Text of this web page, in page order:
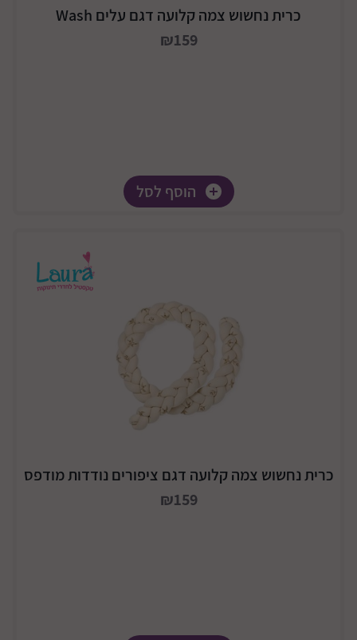
כרית נחשוש צמה קלועה דגם עלים Wash
₪159
הוסף לסל
כרית נחשוש צמה קלועה דגם ציפורים נודדות מודפס
₪159